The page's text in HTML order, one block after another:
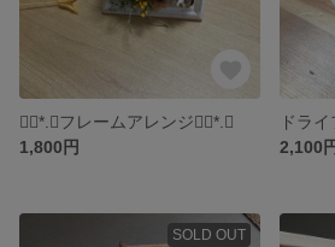
❁⃘*.ﾟフレームアレンジ❁⃘*.ﾟ
1,800円
ドラ
2,100
SOLD OUT